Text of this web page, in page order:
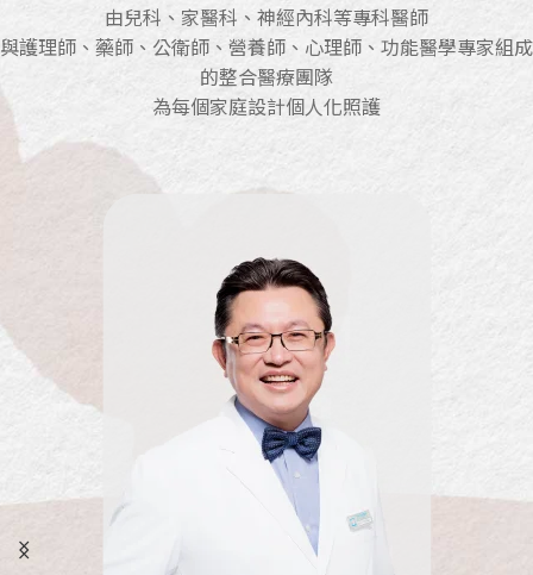
由兒科、家醫科、神經內科等專科醫師
與護理師、藥師、公衛師、營養師、心理師、功能醫學專家組成
的整合醫療團隊
為每個家庭設計個人化照護